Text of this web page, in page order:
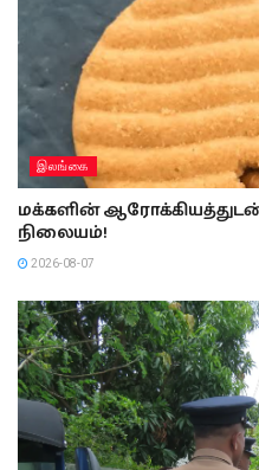
இலங்கை
மக்களின்
நிலையம்!
2026-08-07